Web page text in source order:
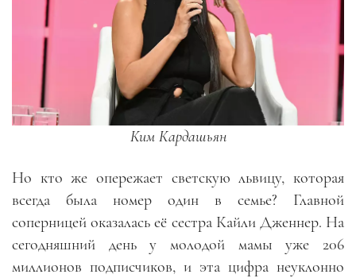
Ким Кардашьян
Но кто же опережает светскую львицу, которая
всегда была номер один в семье? Главной
соперницей оказалась её сестра Кайли Дженнер. На
сегодняшний день у молодой мамы уже 206
миллионов подписчиков, и эта цифра неуклонно